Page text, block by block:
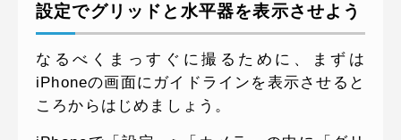
設定でグリッドと水平器を表示させよう
なるべくまっすぐに撮るために、まずは
iPhoneの画面にガイドラインを表示させると
ころからはじめましょう。